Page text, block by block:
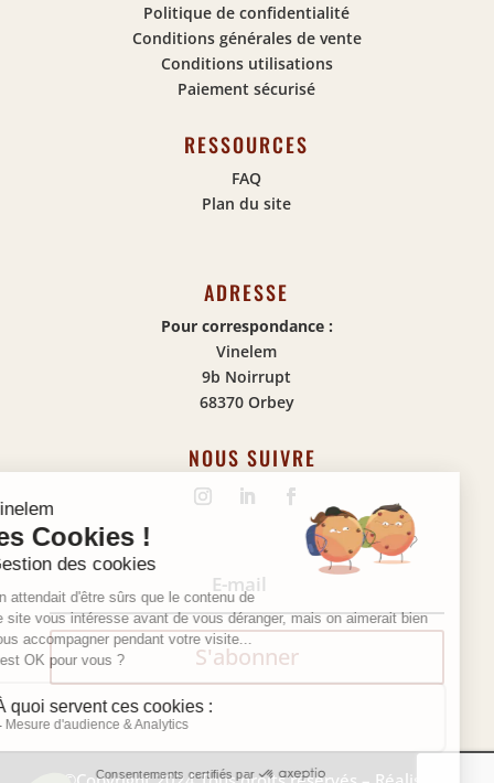
Politique de confidentialité
Conditions générales de vente
Conditions utilisations
Paiement sécurisé
RESSOURCES
FAQ
Plan du site
ADRESSE
Pour correspondance :
Vinelem
9b Noirrupt
68370 Orbey
NOUS SUIVRE
S'abonner